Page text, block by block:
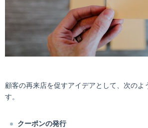
顧客の再来店を促すアイデアとして、次のよ
す。
クーポンの発行